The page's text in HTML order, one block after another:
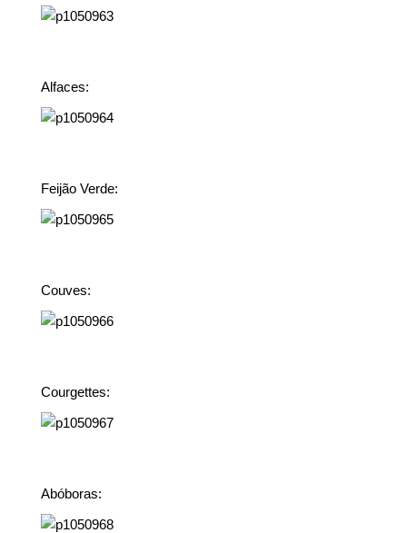
Alfaces:
Feijão Verde:
Couves:
Courgettes:
Abóboras: